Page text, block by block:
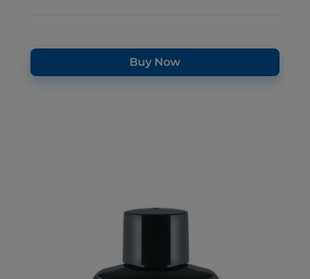
Buy Now